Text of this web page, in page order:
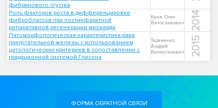
фибринового сгустка
Роль факторов роста в дифференцировке
фибробластов при постинфарктной
репаративной регенерации миокарда
Каня, Олег
Витославович
2014
Патоморфологическая характеристика рака
предстательной железы с использованием
цитологических критериев в сопоставлении с
градационной системой Глисона
Тараненко,
Андрей
Валентинович
2015
ФОРМА ОБРАТНОЙ СВЯЗИ